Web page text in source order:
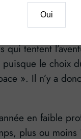
tentent
puisque le
». Il n’y a
en faible
plus ou
Oui